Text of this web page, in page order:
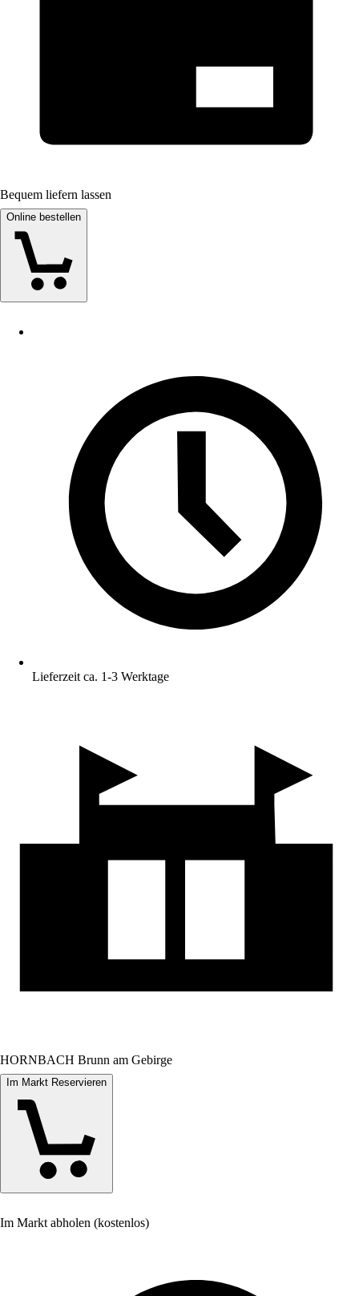
Bequem liefern lassen
Online bestellen
Lieferzeit ca. 1-3 Werktage
HORNBACH Brunn am Gebirge
Im Markt Reservieren
Im Markt abholen (kostenlos)